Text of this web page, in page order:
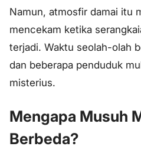
Namun, atmosfir damai itu
mencekam ketika
terjadi. Waktu seolah-olah
dan beberapa penduduk
misterius.
Mengapa Musuh
Berbeda?